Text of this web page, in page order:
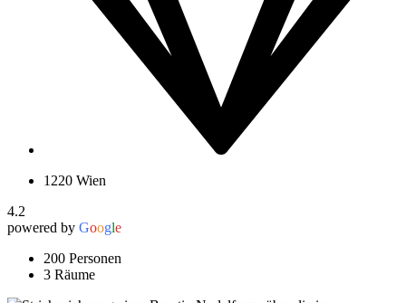
1220 Wien
4.2
powered by Google
200 Personen
3 Räume